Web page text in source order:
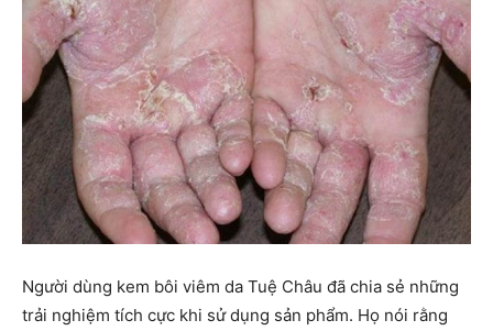
Người dùng kem bôi viêm da Tuệ Châu đã chia sẻ những
trải nghiệm tích cực khi sử dụng sản phẩm. Họ nói rằng